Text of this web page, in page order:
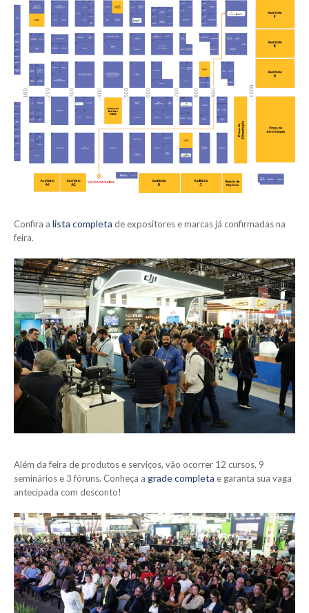
Confira a lista completa de expositores e marcas já confirmadas na
feira.
Além da feira de produtos e serviços, vão ocorrer 12 cursos, 9
seminários e 3 fóruns. Conheça a grade completa e garanta sua vaga
antecipada com desconto!